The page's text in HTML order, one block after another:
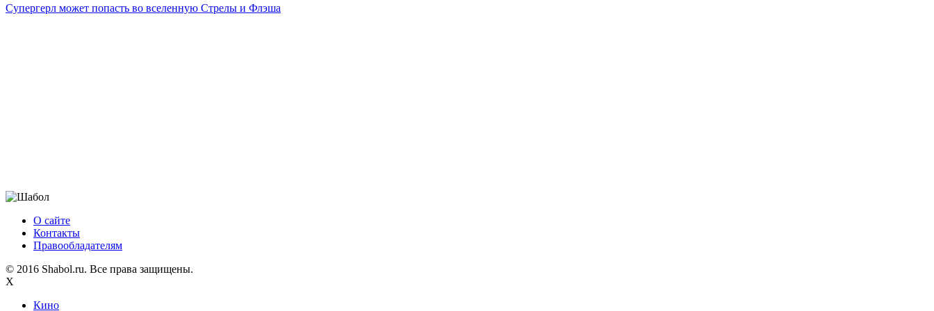
Супергерл может попасть во вселенную Стрелы и Флэша
О сайте
Контакты
Правообладателям
© 2016 Shabol.ru. Все права защищены.
X
Кино